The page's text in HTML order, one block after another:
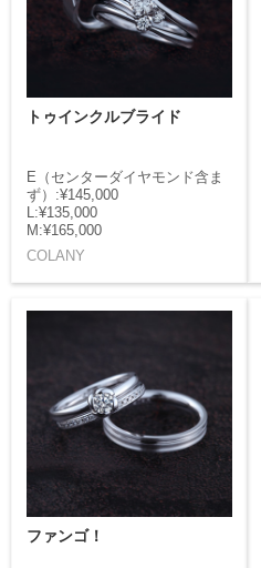
トゥインクルブライド
E（センターダイヤモンド含ま
ず）:¥145,000
L:¥135,000
M:¥165,000
COLANY
ファンゴ！